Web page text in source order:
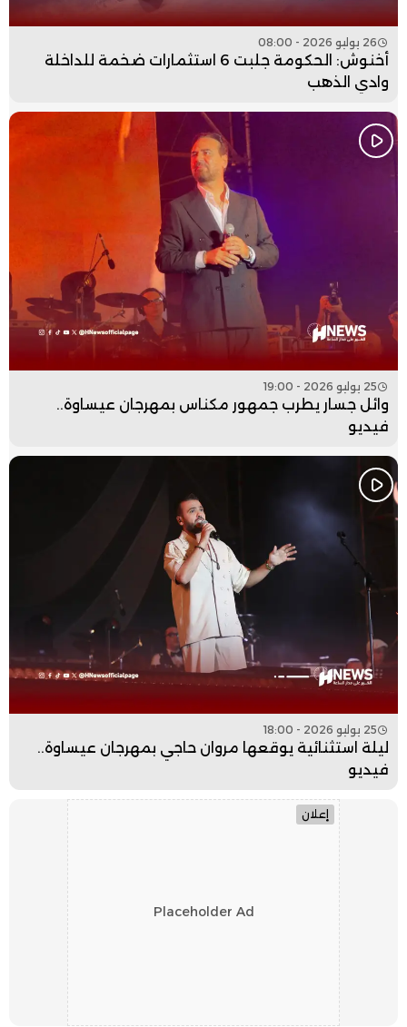
26 يوليو 2026 - 08:00
أخنوش: الحكومة جلبت 6 استثمارات ضخمة للداخلة
وادي الذهب
25 يوليو 2026 - 19:00
وائل جسار يطرب جمهور مكناس بمهرجان عيساوة..
فيديو
25 يوليو 2026 - 18:00
ليلة استثنائية يوقعها مروان حاجي بمهرجان عيساوة..
فيديو
إعلان
Placeholder Ad